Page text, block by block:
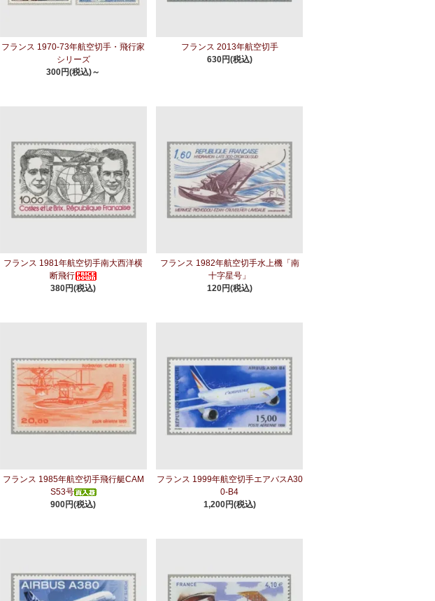
フランス 1970-73年航空切手・飛行家
シリーズ
300円(税込)～
フランス 2013年航空切手
630円(税込)
フランス 1981年航空切手南大西洋横
断飛行
380円(税込)
フランス 1982年航空切手水上機「南
十字星号」
120円(税込)
フランス 1985年航空切手飛行艇CAM
S53号
900円(税込)
フランス 1999年航空切手エアバスA30
0-B4
1,200円(税込)